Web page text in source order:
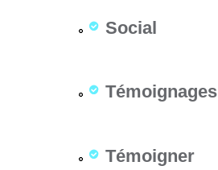
Social
Témoignages
Témoigner